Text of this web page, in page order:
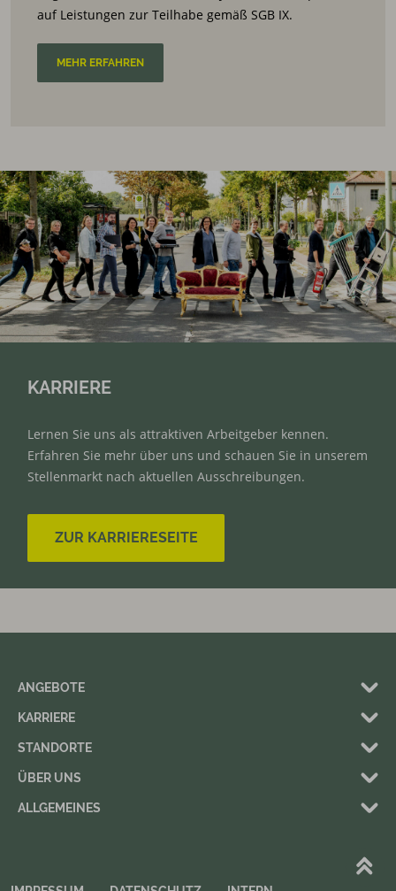
auf Leistungen zur Teilhabe gemäß SGB IX.
MEHR ERFAHREN
KARRIERE
Lernen Sie uns als attraktiven Arbeitgeber kennen.
Erfahren Sie mehr über uns und schauen Sie in unserem
Stellenmarkt nach aktuellen Ausschreibungen.
ZUR KARRIERESEITE
ANGEBOTE
KARRIERE
STANDORTE
ÜBER UNS
ALLGEMEINES